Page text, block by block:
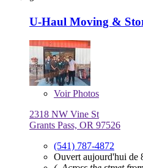
U-Haul Moving &
VoirPhotos
2318 NW Vine St
Grants Pass, OR 97526
(541) 787-4872
Ouvert aujourd'hui de